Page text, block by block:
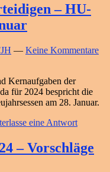
– HU-
— Keine Kommentare
Kernaufgaben der
für 2024 bespricht die
am 28. Januar.
eine Antwort
– Vorschläge